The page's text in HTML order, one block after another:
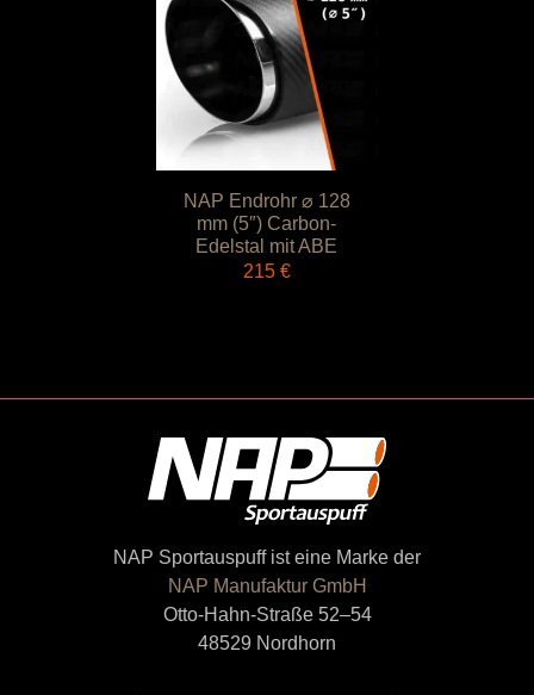
NAP Endrohr ⌀ 128
mm (5″) Carbon-
Edelstal mit ABE
215 €
NAP Sportauspuff ist eine Marke der
NAP Manufaktur GmbH
Otto-Hahn-Straße 52–54
48529 Nordhorn